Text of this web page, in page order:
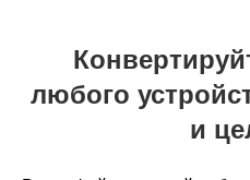
любого
и